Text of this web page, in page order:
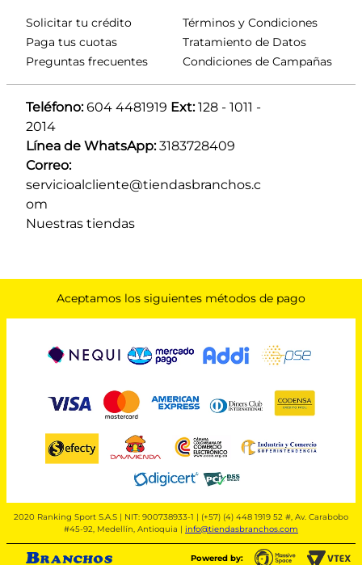
Solicitar tu crédito
Paga tus cuotas
Preguntas frecuentes
Términos y Condiciones
Tratamiento de Datos
Condiciones de Campañas
Teléfono: 604 4481919 Ext: 128 - 1011 -
2014
Línea de WhatsApp: 3183728409
Correo:
servicioalcliente@tiendasbranchos.c
om
Nuestras tiendas
Aceptamos los siguientes métodos de pago
2020 Ranking Sport S.A.S | NIT: 900738933-1 | (+57) (4) 448 1919 52 #, Av. Carabobo
#45-92, Medellín, Antioquia | info@tiendasbranchos.com
Powered by: